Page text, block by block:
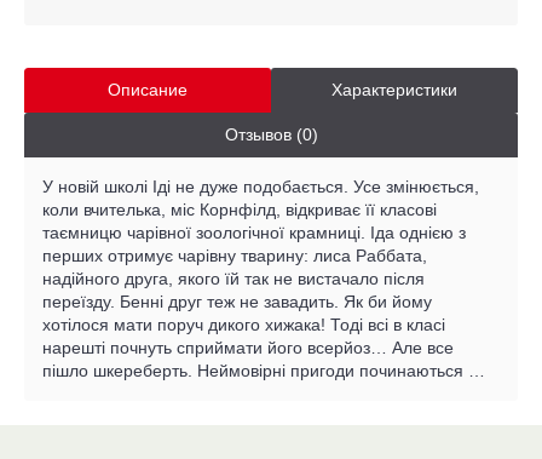
Описание Характеристики
Отзывов (0)
У новій школі Іді не дуже подобається. Усе змінюється,
коли вчителька, міс Корнфілд, відкриває її класові
таємницю чарівної зоологічної крамниці. Іда однією з
перших отримує чарівну тварину: лиса Раббата,
надійного друга, якого їй так не вистачало після
переїзду. Бенні друг теж не завадить. Як би йому
хотілося мати поруч дикого хижака! Тоді всі в класі
нарешті почнуть сприймати його всерйоз… Але все
пішло шкереберть. Неймовірні пригоди починаються …